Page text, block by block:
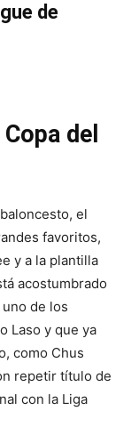
de
del
el
favoritos,
y a la plantilla
acostumbrado
de los
Laso y que ya
como Chus
repetir título de
con la Liga